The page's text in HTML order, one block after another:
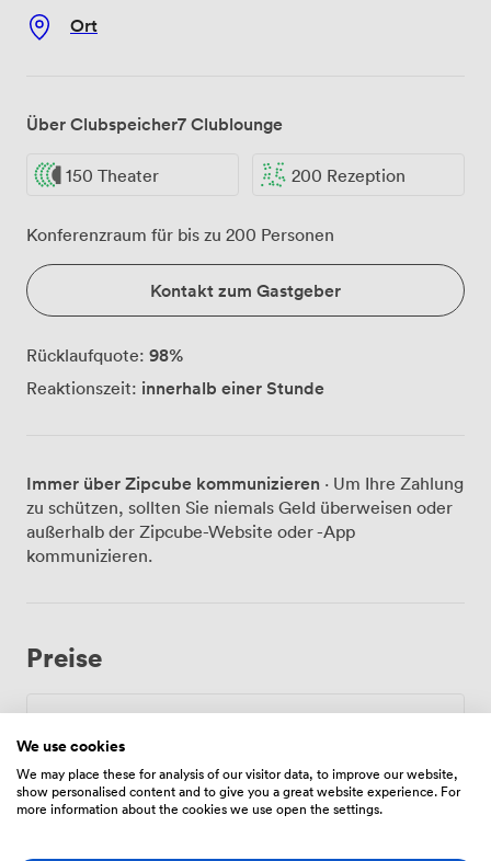
Ort
Über Clubspeicher7 Clublounge
150 Theater 200 Rezeption
Konferenzraum für bis zu 200 Personen
Kontakt zum Gastgeber
Rücklaufquote: 98%
Reaktionszeit: innerhalb einer Stunde
Immer über Zipcube kommunizieren · Um Ihre Zahlung
zu schützen, sollten Sie niemals Geld überweisen oder
außerhalb der Zipcube-Website oder -App
kommunizieren.
Preise
Tägliche
Von1120/Tag
We use cookies
We may place these for analysis of our visitor data, to improve our website,
show personalised content and to give you a great website experience. For
more information about the cookies we use open the settings.